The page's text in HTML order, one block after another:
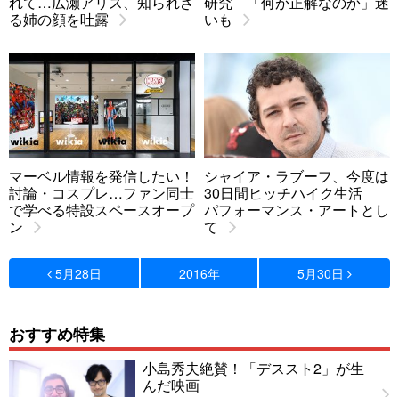
る姉の顔を吐露
いも
マーベル情報を発信したい！
討論・コスプレ…ファン同士
で学べる特設スペースオープ
ン
シャイア・ラブーフ、今度は
30日間ヒッチハイク生活
パフォーマンス・アートとし
て
5月28日 2016年 5月30日
おすすめ特集
小島秀夫絶賛！「デススト2」が生
んだ映画